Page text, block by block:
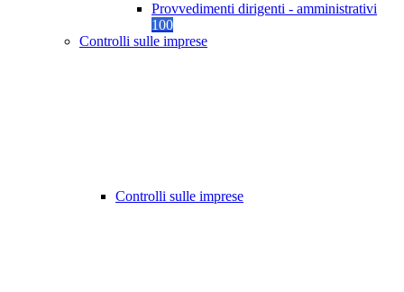
Provvedimenti dirigenti - amministrativi
100
Controlli sulle imprese
Controlli sulle imprese